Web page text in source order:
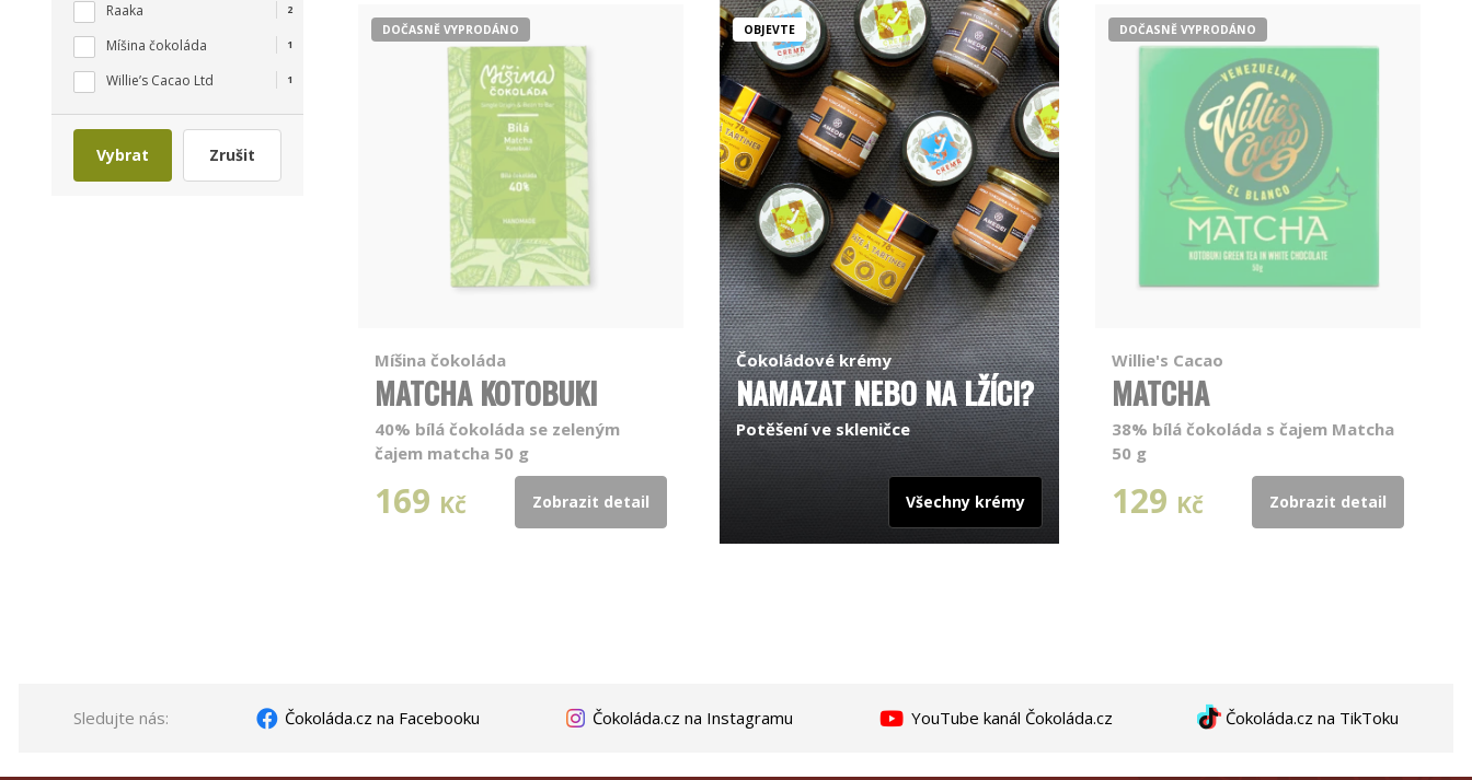
DOČASNĚ VYPRODÁNO
Míšina čokoláda
MATCHA KOTOBUKI
40% bílá čokoláda se zeleným
čajem matcha 50 g
169 Kč Zobrazit detail
OBJEVTE
Čokoládové krémy
NAMAZAT NEBO NA LŽÍCI?
Potěšení ve skleničce
Všechny krémy
DOČASNĚ VYPRODÁNO
Willie's Cacao
MATCHA
38% bílá čokoláda s čajem Matcha
50 g
129 Kč Zobrazit detail
Raaka 2
Míšina čokoláda 1
Willie’s Cacao Ltd 1
Vybrat Zrušit
Sledujte nás: Čokoláda.cz na Facebooku Čokoláda.cz na Instagramu YouTube kanál Čokoláda.cz Čokoláda.cz na TikToku